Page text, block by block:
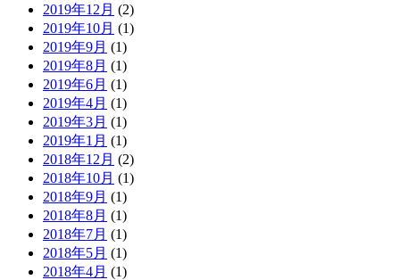
2019年12月 (2)
2019年10月 (1)
2019年9月 (1)
2019年8月 (1)
2019年6月 (1)
2019年4月 (1)
2019年3月 (1)
2019年1月 (1)
2018年12月 (2)
2018年10月 (1)
2018年9月 (1)
2018年8月 (1)
2018年7月 (1)
2018年5月 (1)
2018年4月 (1)